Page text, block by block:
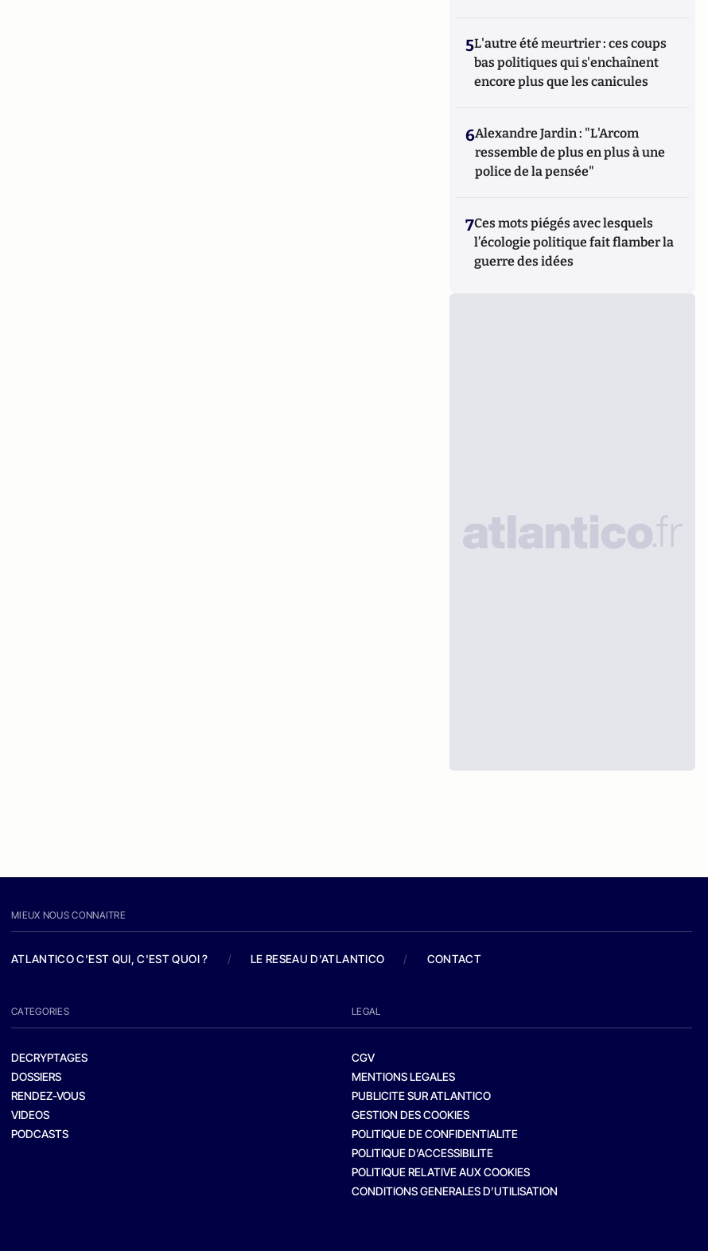
5L'autre été meurtrier : ces coups
bas politiques qui s'enchaînent
encore plus que les canicules
6Alexandre Jardin : "L'Arcom
ressemble de plus en plus à une
police de la pensée"
7Ces mots piégés avec lesquels
l’écologie politique fait flamber la
guerre des idées
MIEUX NOUS CONNAITRE
ATLANTICO C'EST QUI, C'EST QUOI ? / LE RESEAU D'ATLANTICO / CONTACT
CATEGORIES
DECRYPTAGES
DOSSIERS
RENDEZ-VOUS
VIDEOS
PODCASTS
LEGAL
CGV
MENTIONS LEGALES
PUBLICITE SUR ATLANTICO
GESTION DES COOKIES
POLITIQUE DE CONFIDENTIALITE
POLITIQUE D’ACCESSIBILITE
POLITIQUE RELATIVE AUX COOKIES
CONDITIONS GENERALES D’UTILISATION